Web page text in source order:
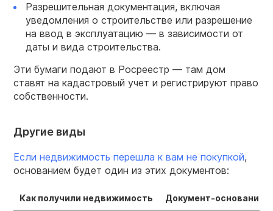
Разрешительная документация, включая
уведомления о строительстве или разрешение
на ввод в эксплуатацию — в зависимости от
даты и вида строительства.
Эти бумаги подают в Росреестр — там дом
ставят на кадастровый учет и регистрируют право
собственности.
Другие виды
Если недвижимость перешла к вам не покупкой,
основанием будет один из этих документов:
Как получили недвижимость Документ-основание